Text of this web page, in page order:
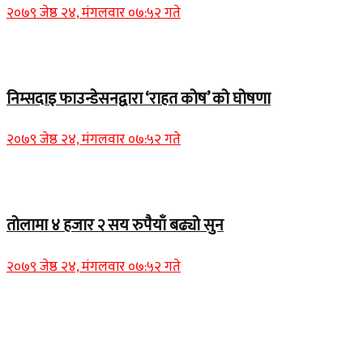
२०७९ जेष्ठ २४, मंगलवार ०७:५२ गते
निम्सदाइ फाउन्डेसनद्वारा ‘राहत कोष’ को घोषणा
२०७९ जेष्ठ २४, मंगलवार ०७:५२ गते
तोलामा ४ हजार २ सय रुपैयाँ बढ्यो सुन
२०७९ जेष्ठ २४, मंगलवार ०७:५२ गते